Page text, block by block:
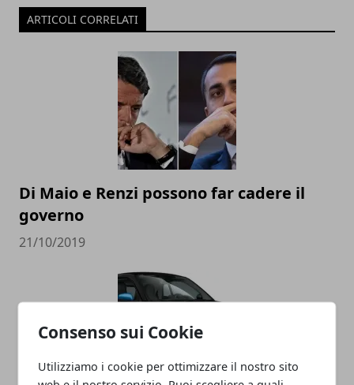
Consenso sui Cookie
Utilizziamo i cookie per ottimizzare il nostro sito
ARTICOLI CORRELATI
Di Maio e Renzi possono far cadere il
governo
21/10/2019